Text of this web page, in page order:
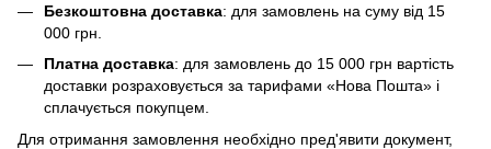
Безкоштовна доставка: для замовлень на суму від 15
000 грн.
Платна доставка: для замовлень до 15 000 грн вартість
доставки розраховується за тарифами «Нова Пошта» і
сплачується покупцем.
Для отримання замовлення необхідно пред'явити документ,